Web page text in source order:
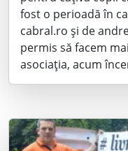
fost o perioadă în
cabral.ro și de
permis să facem
asociația, acum